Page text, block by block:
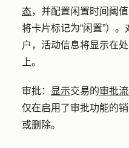
态，并配置闲置时间阈
将卡片标记为“闲置”）
户，活动信息将显示在
上。
审批： 显示交易的审批
仅在启用了审批功能的
或删除。